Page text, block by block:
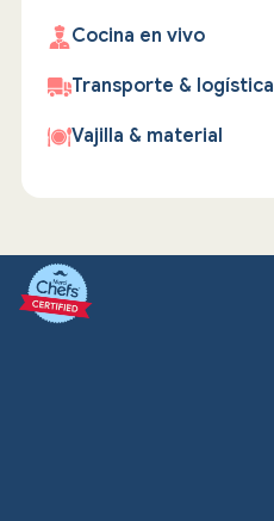
Cocina en vivo
Transporte & logística
Vajilla & material